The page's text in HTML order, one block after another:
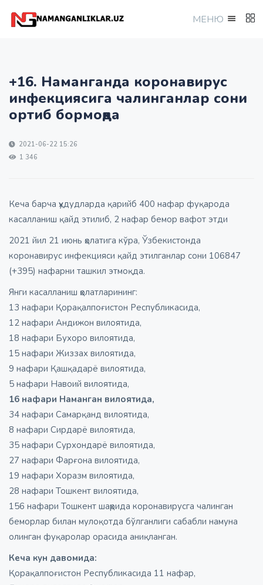
МEНЮ
+16. Наманганда коронавирус
инфекциясига чалинганлар сони
ортиб бормоқда
2021-06-22 15:26
1 346
Кеча барча ҳудудларда қарийб 400 нафар фуқарода
касалланиш қайд этилиб, 2 нафар бемор вафот этди
2021 йил 21 июнь ҳолатига кўра, Ўзбекистонда
коронавирус инфекцияси қайд этилганлар сони 106847
(+395) нафарни ташкил этмоқда.
Янги касалланиш ҳолатларининг:
13 нафари Қорақалпоғистон Республикасида,
12 нафари Андижон вилоятида,
18 нафари Бухоро вилоятида,
15 нафари Жиззах вилоятида,
9 нафари Қашқадарё вилоятида,
5 нафари Навоий вилоятида,
16 нафари Наманган вилоятида,
34 нафари Самарқанд вилоятида,
8 нафари Сирдарё вилоятида,
35 нафари Сурхондарё вилоятида,
27 нафари Фарғона вилоятида,
19 нафари Хоразм вилоятида,
28 нафари Тошкент вилоятида,
156 нафари Тошкент шаҳрида коронавирусга чалинган
беморлар билан мулоқотда бўлганлиги сабабли намуна
олинган фуқаролар орасида аниқланган.
Кеча кун давомида:
Қорақалпоғистон Республикасида 11 нафар,